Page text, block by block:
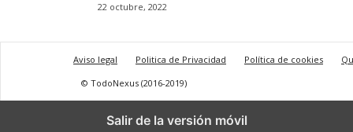
22 octubre, 2022
Aviso legal Politica de Privacidad Política de cookies
© TodoNexus (2016-2019)
Salir de la versión móvil